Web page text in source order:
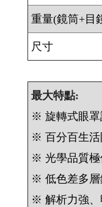
重量(鏡筒+目
尺寸
最大特點:
※ 旋轉式眼罩
※ 百分百生活
※ 光學品質極
※ 低色差多層
※ 解析力強、